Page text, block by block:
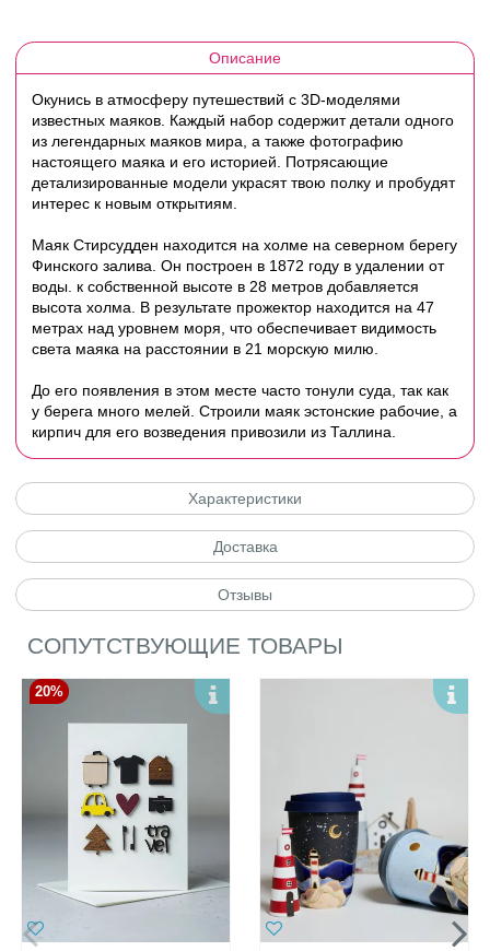
Описание
Окунись в атмосферу путешествий с 3D-моделями
известных маяков. Каждый набор содержит детали одного
из легендарных маяков мира, а также фотографию
настоящего маяка и его историей. Потрясающие
детализированные модели украсят твою полку и пробудят
интерес к новым открытиям.
Маяк Стирсудден находится на холме на северном берегу
Финского залива. Он построен в 1872 году в удалении от
воды. к собственной высоте в 28 метров добавляется
высота холма. В результате прожектор находится на 47
метрах над уровнем моря, что обеспечивает видимость
света маяка на расстоянии в 21 морскую милю.
До его появления в этом месте часто тонули суда, так как
у берега много мелей. Строили маяк эстонские рабочие, а
кирпич для его возведения привозили из Таллина.
Характеристики
Доставка
Отзывы
СОПУТСТВУЮЩИЕ ТОВАРЫ
20%